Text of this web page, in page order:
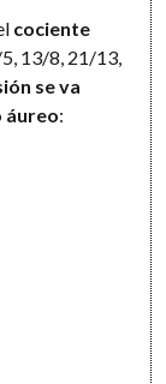
cociente
13/8, 21/13,
se va
áureo: